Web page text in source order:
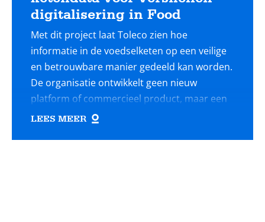
digitalisering in Food
Met dit project laat Toleco zien hoe
informatie in de voedselketen op een veilige
en betrouwbare manier gedeeld kan worden.
De organisatie ontwikkelt geen nieuw
platform of commercieel product, maar een
open en herbruikbare aanpak die
LEES MEER